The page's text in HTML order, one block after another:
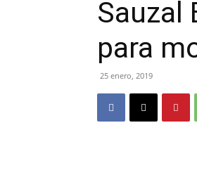
Sauzal
para
25 enero, 2019